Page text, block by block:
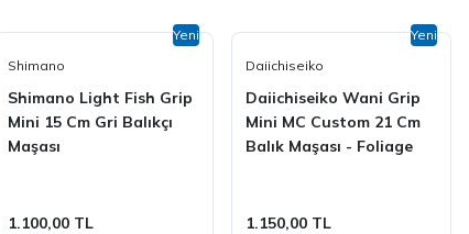
Yeni
Shimano
Shimano Light Fish Grip
Mini 15 Cm Gri Balıkçı
Maşası
1.100,00 TL
Yeni
Daiichiseiko
Daiichiseiko Wani Grip
Mini MC Custom 21 Cm
Balık Maşası - Foliage
1.150,00 TL